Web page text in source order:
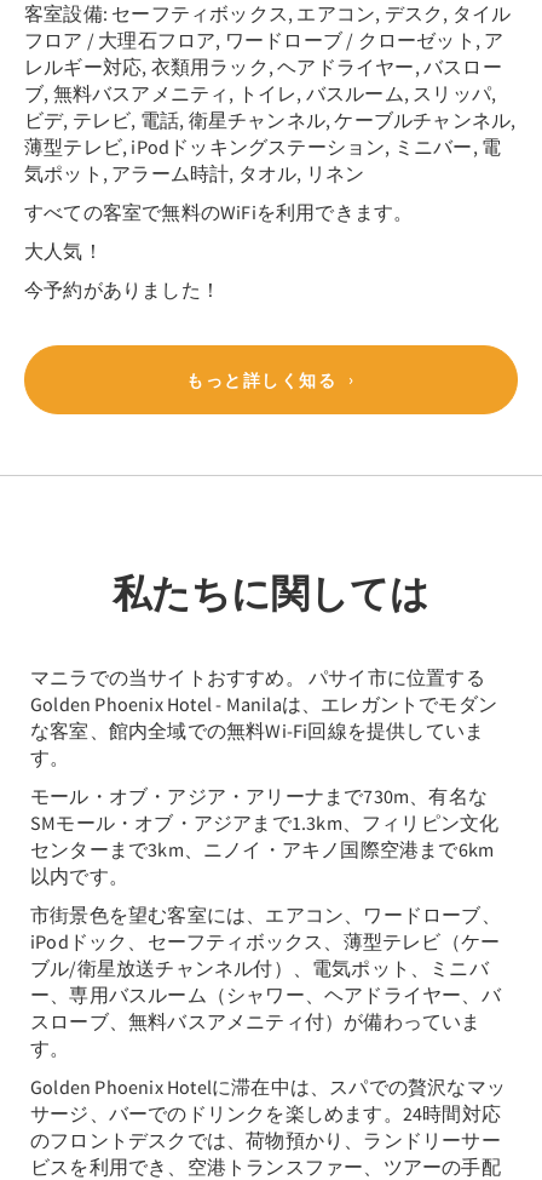
客室設備: セーフティボックス, エアコン, デスク, タイル
フロア / 大理石フロア, ワードローブ / クローゼット, ア
レルギー対応, 衣類用ラック, ヘアドライヤー, バスロー
ブ, 無料バスアメニティ, トイレ, バスルーム, スリッパ,
ビデ, テレビ, 電話, 衛星チャンネル, ケーブルチャンネル,
薄型テレビ, iPodドッキングステーション, ミニバー, 電
気ポット, アラーム時計, タオル, リネン
すべての客室で無料のWiFiを利用できます。
大人気！
今予約がありました！
もっと詳しく知る
私たちに関しては
マニラでの当サイトおすすめ。 パサイ市に位置する
Golden Phoenix Hotel - Manilaは、エレガントでモダン
な客室、館内全域での無料Wi-Fi回線を提供していま
す。
モール・オブ・アジア・アリーナまで730m、有名な
SMモール・オブ・アジアまで1.3km、フィリピン文化
センターまで3km、ニノイ・アキノ国際空港まで6km
以内です。
市街景色を望む客室には、エアコン、ワードローブ、
iPodドック、セーフティボックス、薄型テレビ（ケー
ブル/衛星放送チャンネル付）、電気ポット、ミニバ
ー、専用バスルーム（シャワー、ヘアドライヤー、バ
スローブ、無料バスアメニティ付）が備わっていま
す。
Golden Phoenix Hotelに滞在中は、スパでの贅沢なマッ
サージ、バーでのドリンクを楽しめます。24時間対応
のフロントデスクでは、荷物預かり、ランドリーサー
ビスを利用でき、空港トランスファー、ツアーの手配